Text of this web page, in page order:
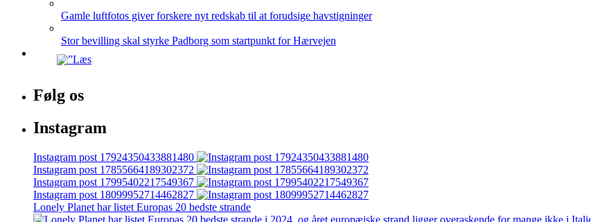
Gamle luftfotos giver forskere nyt redskab til at forudsige havstigninger
Stor bevilling skal styrke Padborg som startpunkt for Hærvejen
Følg os
Instagram
Instagram post 17924350433881480
Instagram post 17855664189302372
Instagram post 17995402217549367
Instagram post 18099952714462827
Lonely Planet har listet Europas 20 bedste strande